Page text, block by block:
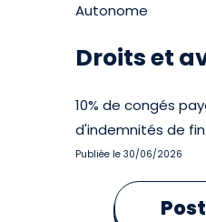
Autonome
Droits et
10% de congés
d'indemnités de
Publiée le 30/06/2026